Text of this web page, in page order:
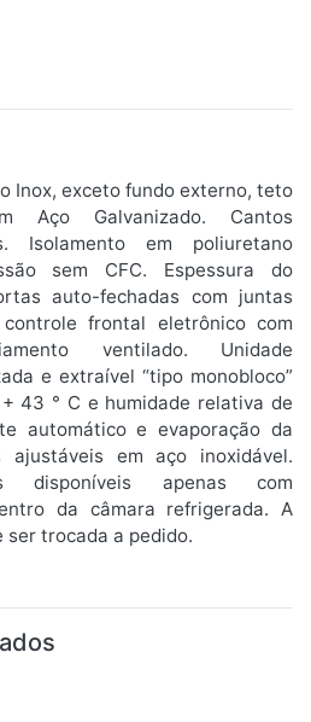
Inox, exceto fundo externo, teto
Aço Galvanizado. Cantos
Isolamento em poliuretano
sem CFC. Espessura do
auto-fechadas com juntas
frontal eletrônico com
ventilado. Unidade
e extraível “tipo monobloco”
43 ° C e humidade relativa de
automático e evaporação da
ajustáveis em aço inoxidável.
disponíveis apenas com
da câmara refrigerada. A
trocada a pedido.